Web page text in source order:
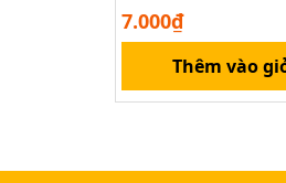
7.000₫
Thêm vào